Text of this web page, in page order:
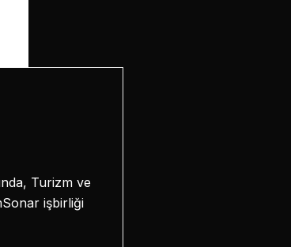
Turizm ve
işbirliği